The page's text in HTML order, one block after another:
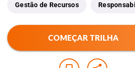
Gestão de Recursos
COMEÇAR TRILHA